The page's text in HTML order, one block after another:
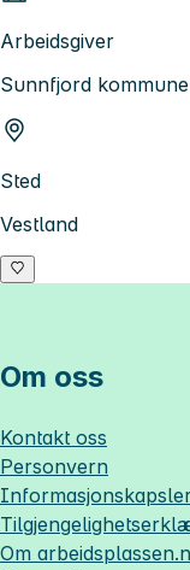
Arbeidsgiver
Sunnfjord
Sted
Vestland
Om oss
Kontakt oss
Personvern
Om